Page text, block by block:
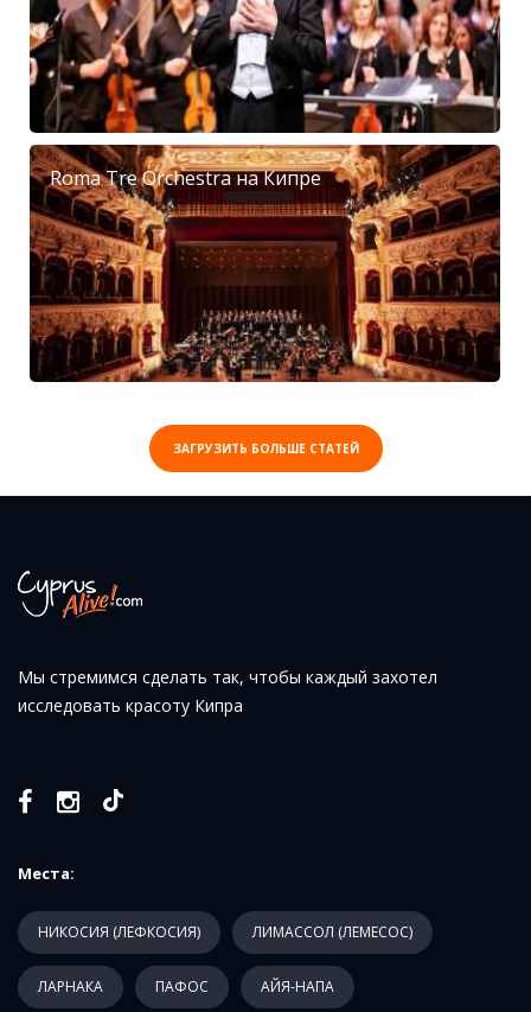
Roma Tre Orchestra на Кипре
ЗАГРУЗИТЬ БОЛЬШЕ СТАТЕЙ
Мы стремимся сделать так, чтобы каждый захотел
исследовать красоту Кипра
Места:
НИКОСИЯ (ЛЕФКОСИЯ) ЛИМАССОЛ (ЛЕМЕСОС)
ЛАРНАКА ПАФОС АЙЯ-НАПА